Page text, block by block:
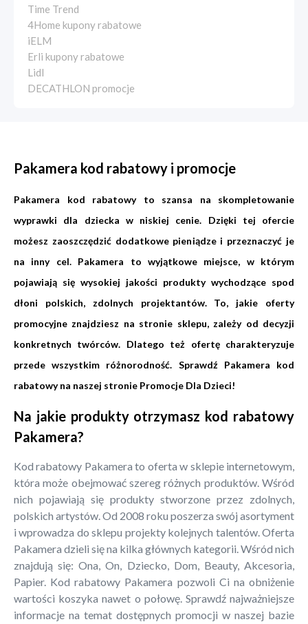
Time Trend
4Home kupony rabatowe
iELM
Erli kupony rabatowe
Lidl
DECATHLON promocje
Pakamera kod rabatowy i promocje
Pakamera kod rabatowy to szansa na skompletowanie
wyprawki dla dziecka w niskiej cenie. Dzięki tej ofercie
możesz zaoszczędzić dodatkowe pieniądze i przeznaczyć je
na inny cel. Pakamera to wyjątkowe miejsce, w którym
pojawiają się wysokiej jakości produkty wychodzące spod
dłoni polskich, zdolnych projektantów. To, jakie oferty
promocyjne znajdziesz na stronie sklepu, zależy od decyzji
konkretnych twórców. Dlatego też ofertę charakteryzuje
przede wszystkim różnorodność. Sprawdź Pakamera kod
rabatowy na naszej stronie Promocje Dla Dzieci!
Na jakie produkty otrzymasz kod rabatowy
Pakamera?
Kod rabatowy Pakamera to oferta w sklepie internetowym,
która może obejmować szereg różnych produktów. Wśród
nich pojawiają się produkty stworzone przez zdolnych,
polskich artystów. Od 2008 roku poszerza swój asortyment
i wprowadza do sklepu projekty kolejnych talentów. Oferta
Pakamera dzieli się na kilka głównych kategorii. Wśród nich
znajdują się: Ona, On, Dziecko, Dom, Beauty, Akcesoria,
Papier. Kod rabatowy Pakamera pozwoli Ci na obniżenie
wartości koszyka nawet o połowę. Sprawdź najważniejsze
informacje na temat dostępnych promocji w naszej bazie